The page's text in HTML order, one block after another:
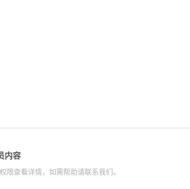
内容
限查看详情，如需帮助请联系我们。